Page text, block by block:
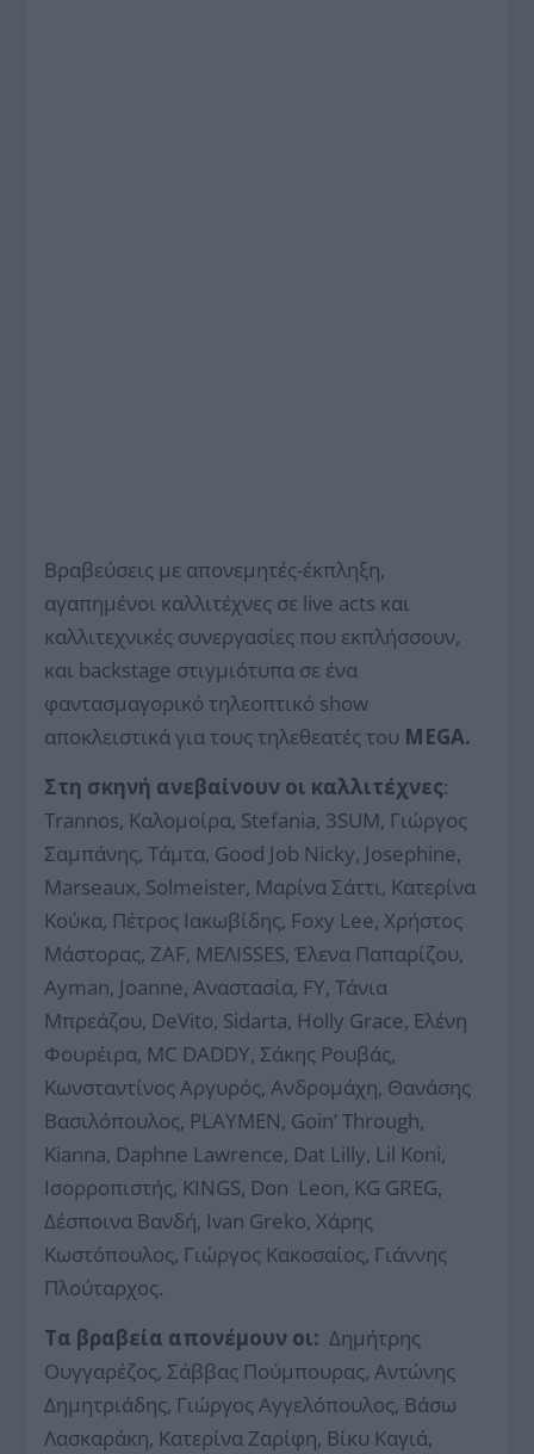
Βραβεύσεις με απονεμητές-έκπληξη,
αγαπημένοι καλλιτέχνες σε live acts και
καλλιτεχνικές συνεργασίες που εκπλήσσουν,
και backstage στιγμιότυπα σε ένα
φαντασμαγορικό τηλεοπτικό show
αποκλειστικά για τους τηλεθεατές του MEGA.
Στη σκηνή ανεβαίνουν οι καλλιτέχνες:
Trannos, Καλομοίρα, Stefania, 3SUM, Γιώργος
Σαμπάνης, Τάμτα, Good Job Nicky, Josephine,
Marseaux, Solmeister, Μαρίνα Σάττι, Κατερίνα
Κούκα, Πέτρος Ιακωβίδης, Foxy Lee, Χρήστος
Μάστορας, ZAF, ΜΕΛΙSSES, Έλενα Παπαρίζου,
Ayman, Joanne, Αναστασία, FY, Τάνια
Μπρεάζου, DeVito, Sidarta, Holly Grace, Ελένη
Φουρέιρα, MC DADDY, Σάκης Ρουβάς,
Κωνσταντίνος Αργυρός, Ανδρομάχη, Θανάσης
Βασιλόπουλος, PLAYMEN, Goin’ Through,
Kianna, Daphne Lawrence, Dat Lilly, Lil Koni,
Ισορροπιστής, KINGS, Don Leon, KG GREG,
Δέσποινα Βανδή, Ivan Greko, Χάρης
Κωστόπουλος, Γιώργος Κακοσαίος, Γιάννης
Πλούταρχος.
Τα βραβεία απονέμουν οι: Δημήτρης
Ουγγαρέζος, Σάββας Πούμπουρας, Αντώνης
Δημητριάδης, Γιώργος Αγγελόπουλος, Βάσω
Λασκαράκη, Κατερίνα Ζαρίφη, Βίκυ Καγιά,